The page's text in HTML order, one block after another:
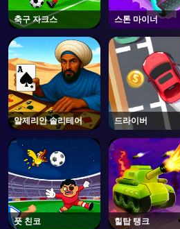
AD
축구 자크스 스톤 마이너
알제리안 솔리테어 드라이버
풋 친코 힐탑 탱크